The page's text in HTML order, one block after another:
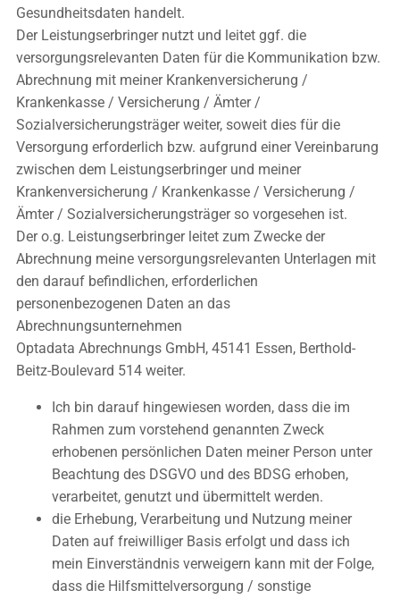
Gesundheitsdaten handelt.
Der Leistungserbringer nutzt und leitet ggf. die
versorgungsrelevanten Daten für die Kommunikation bzw.
Abrechnung mit meiner Krankenversicherung /
Krankenkasse / Versicherung / Ämter /
Sozialversicherungsträger weiter, soweit dies für die
Versorgung erforderlich bzw. aufgrund einer Vereinbarung
zwischen dem Leistungserbringer und meiner
Krankenversicherung / Krankenkasse / Versicherung /
Ämter / Sozialversicherungsträger so vorgesehen ist.
Der o.g. Leistungserbringer leitet zum Zwecke der
Abrechnung meine versorgungsrelevanten Unterlagen mit
den darauf befindlichen, erforderlichen
personenbezogenen Daten an das
Abrechnungsunternehmen
Optadata Abrechnungs GmbH, 45141 Essen, Berthold-
Beitz-Boulevard 514 weiter.
Ich bin darauf hingewiesen worden, dass die im
Rahmen zum vorstehend genannten Zweck
erhobenen persönlichen Daten meiner Person unter
Beachtung des DSGVO und des BDSG erhoben,
verarbeitet, genutzt und übermittelt werden.
die Erhebung, Verarbeitung und Nutzung meiner
Daten auf freiwilliger Basis erfolgt und dass ich
mein Einverständnis verweigern kann mit der Folge,
dass die Hilfsmittelversorgung / sonstige